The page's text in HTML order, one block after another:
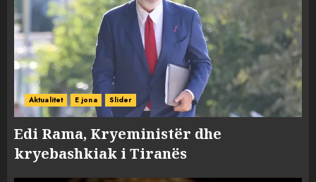
Aktualitet E jona Slider
Edi Rama, Kryeministër dhe
kryebashkiak i Tiranës